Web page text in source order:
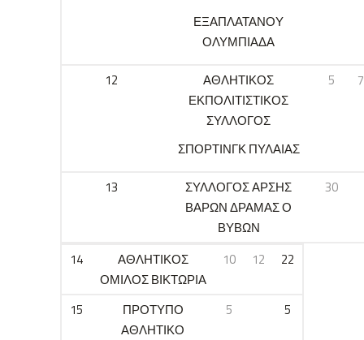
ΕΞΑΠΛΑΤΑΝΟΥ
ΟΛΥΜΠΙΑΔΑ
12
ΑΘΛΗΤΙΚΟΣ
ΕΚΠΟΛΙΤΙΣΤΙΚΟΣ
ΣΥΛΛΟΓΟΣ
ΣΠΟΡΤΙΝΓΚ ΠΥΛΑΙΑΣ
5
13
ΣΥΛΛΟΓΟΣ ΑΡΣΗΣ
ΒΑΡΩΝ ΔΡΑΜΑΣ Ο
ΒΥΒΩΝ
30
14
ΑΘΛΗΤΙΚΟΣ
ΟΜΙΛΟΣ ΒΙΚΤΩΡΙΑ
10 12 22
15
ΠΡΟΤΥΠΟ
ΑΘΛΗΤΙΚΟ
5 5